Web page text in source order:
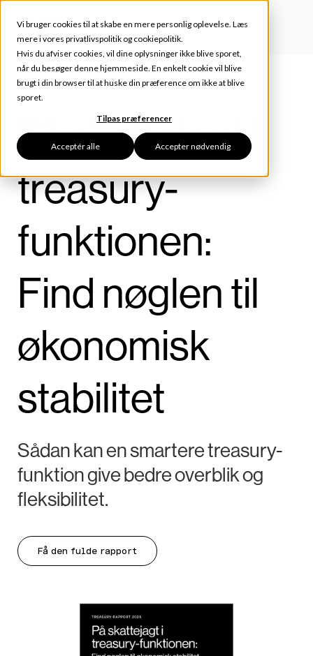
Vi bruger cookies til at skabe en mere personlig oplevelse. Læs
mere i vores privatlivspolitik og cookiepolitik.
Hvis du afviser cookies, vil dine oplysninger ikke blive sporet,
når du besøger denne hjemmeside. En enkelt cookie vil blive
brugt i din browser til at huske din præference om ikke at blive
sporet.
Tilpas præferencer
Acceptér alle Accepter nødvendig
På skattejagt i
treasury-
funktionen:
Find nøglen til
økonomisk
stabilitet
Sådan kan en smartere treasury-
funktion give bedre overblik og
fleksibilitet.
Få den fulde rapport